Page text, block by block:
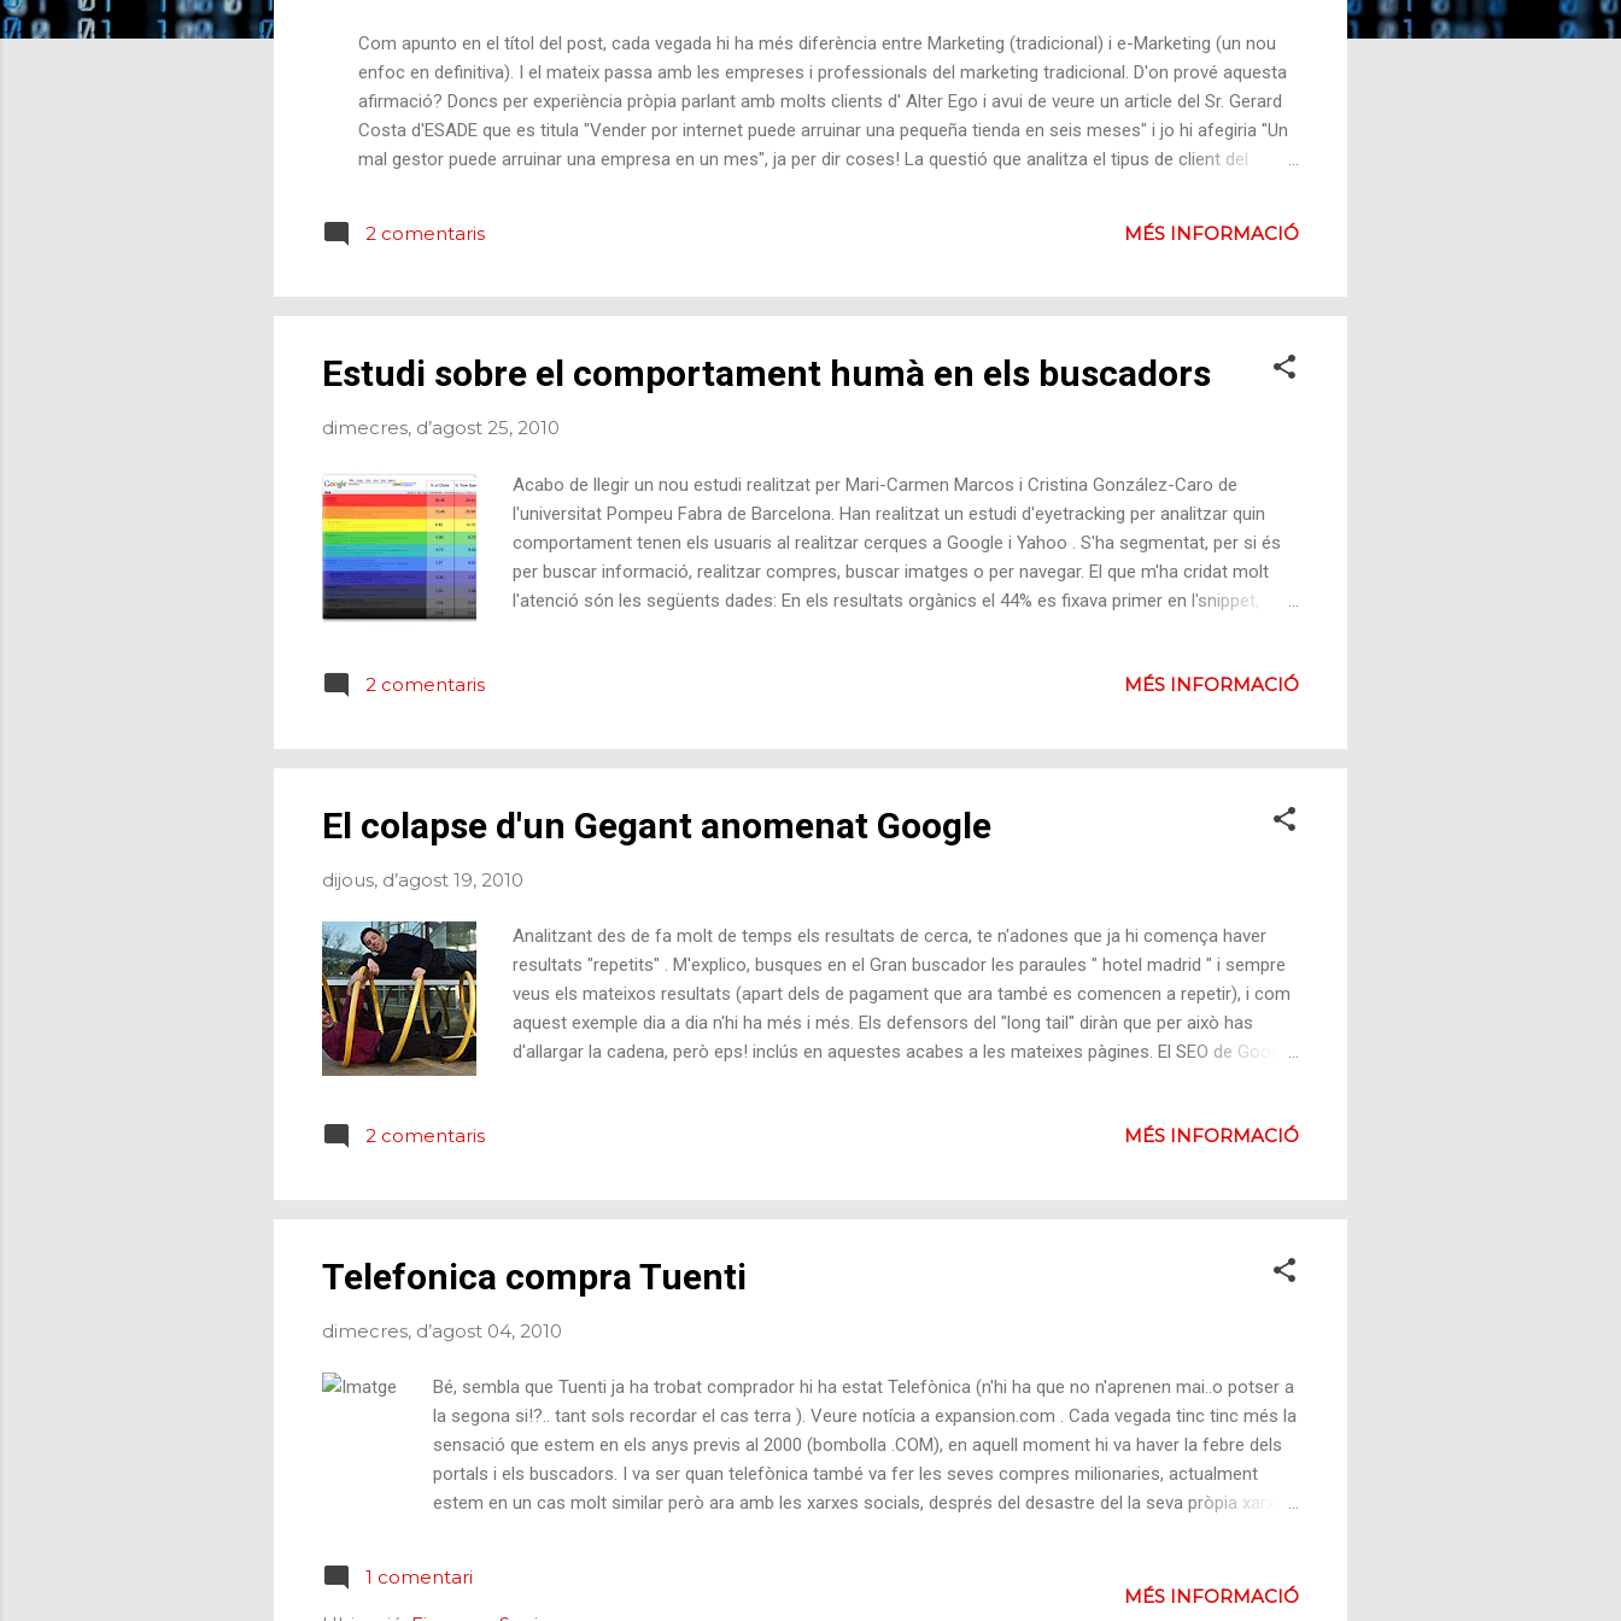
Com apunto en el títol del post, cada vegada hi ha més diferència entre Marketing (tradicional) i e-Marketing (un nou
enfoc en definitiva). I el mateix passa amb les empreses i professionals del marketing tradicional. D'on prové aquesta
afirmació? Doncs per experiència pròpia parlant amb molts clients d' Alter Ego i avui de veure un article del Sr. Gerard
Costa d'ESADE que es titula "Vender por internet puede arruinar una pequeña tienda en seis meses" i jo hi afegiria "Un
mal gestor puede arruinar una empresa en un mes", ja per dir coses! La questió que analitza el tipus de client del
diferent (base de gestió empresarial). Conclusions que em criden l'atenció són: "La tienda virtual tiene que generar vi...
2 comentaris MÉS INFORMACIÓ
Estudi sobre el comportament humà en els buscadors
dimecres, d’agost 25, 2010
Acabo de llegir un nou estudi realitzat per Mari-Carmen Marcos i Cristina González-Caro de
l'universitat Pompeu Fabra de Barcelona. Han realitzat un estudi d'eyetracking per analitzar quin
comportament tenen els usuaris al realitzar cerques a Google i Yahoo . S'ha segmentat, per si és
per buscar informació, realitzar compres, buscar imatges o per navegar. El que m'ha cridat molt
l'atenció són les següents dades: En els resultats orgànics el 44% es fixava primer en l'snippet,
seguit del 28% per l'snippet i un 29% per la URL. (Ull!) Una altre dada interessant és que quan la gent
orgànics . Per més informació de l'estudi us el podeu descarregar.
2 comentaris MÉS INFORMACIÓ
El colapse d'un Gegant anomenat Google
dijous, d’agost 19, 2010
Analitzant des de fa molt de temps els resultats de cerca, te n'adones que ja hi comença haver
resultats "repetits" . M'explico, busques en el Gran buscador les paraules " hotel madrid " i sempre
veus els mateixos resultats (apart dels de pagament que ara també es comencen a repetir), i com
aquest exemple dia a dia n'hi ha més i més. Els defensors del "long tail" diràn que per això has
d'allargar la cadena, però eps! inclús en aquestes acabes a les mateixes pàgines. El SEO de Google
digueli yahoo ), penseu que a finals dels anys noranta els informàtics vam ser evangalitzadors de
(Espanya més del 90%), potser ara als informàtics ens toca reflexionar i pensar ...
2 comentaris MÉS INFORMACIÓ
Telefonica compra Tuenti
dimecres, d’agost 04, 2010
Bé, sembla que Tuenti ja ha trobat comprador hi ha estat Telefònica (n'hi ha que no n'aprenen mai..o potser a
la segona si!?.. tant sols recordar el cas terra ). Veure notícia a expansion.com . Cada vegada tinc tinc més la
sensació que estem en els anys previs al 2000 (bombolla .COM), en aquell moment hi va haver la febre dels
portals i els buscadors. I va ser quan telefònica també va fer les seves compres milionaries, actualment
estem en un cas molt similar però ara amb les xarxes socials, després del desastre del la seva pròpia xarxa
del canó. A veure si aquest cop n'ha aprés i l'èxit arriba! Que en penseu?
1 comentari
MÉS INFORMACIÓ